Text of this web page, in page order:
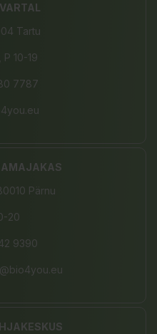
Tartu
P 10-19
7787
Pärnu
20
9390